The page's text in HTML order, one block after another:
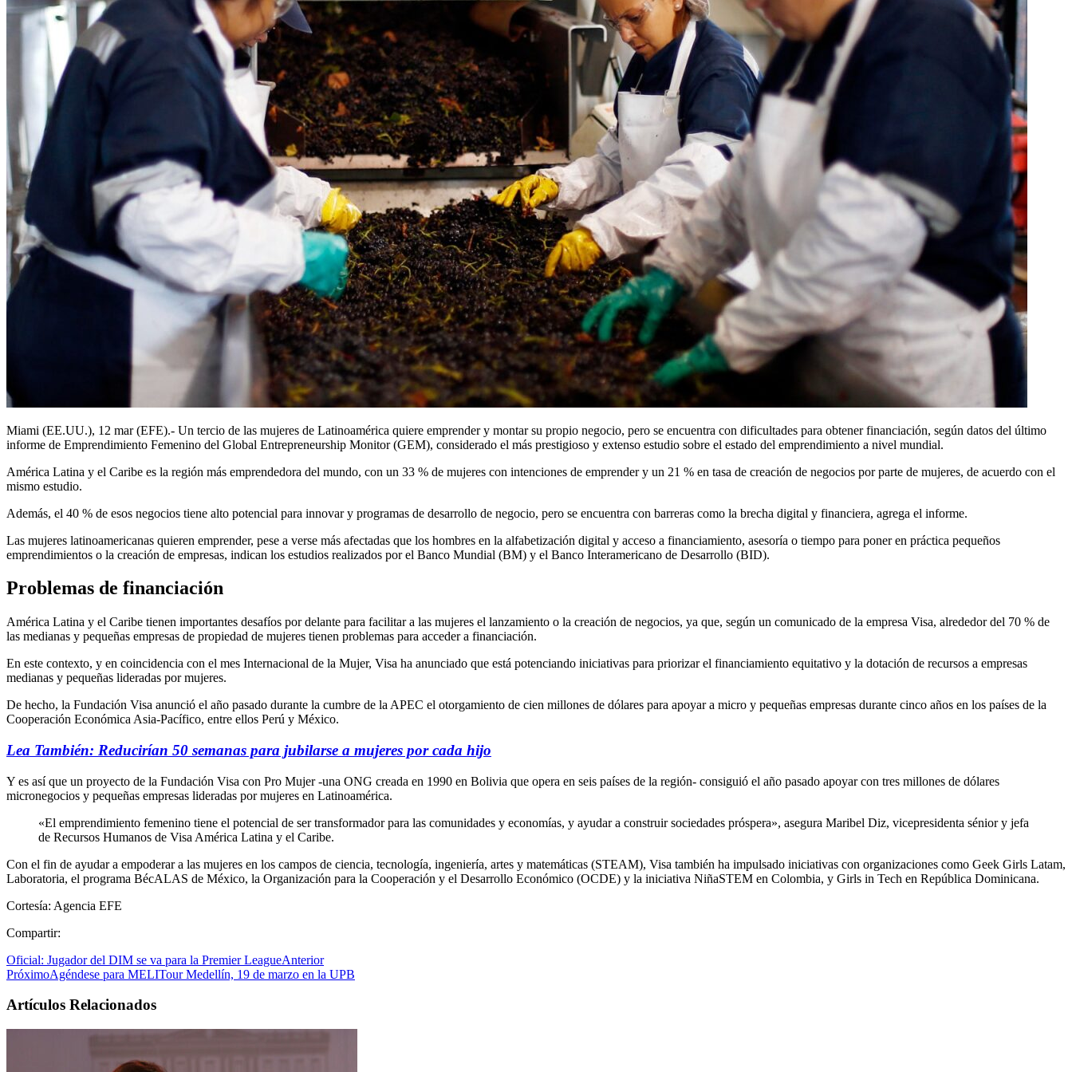
Miami (EE.UU.), 12 mar (EFE).- Un tercio de las mujeres de Latinoamérica quiere emprender y montar su propio negocio, pero se encuentra con dificultades para obtener financiación, según datos del último
informe de Emprendimiento Femenino del Global Entrepreneurship Monitor (GEM), considerado el más prestigioso y extenso estudio sobre el estado del emprendimiento a nivel mundial.
América Latina y el Caribe es la región más emprendedora del mundo, con un 33 % de mujeres con intenciones de emprender y un 21 % en tasa de creación de negocios por parte de mujeres, de acuerdo con el
mismo estudio.
Además, el 40 % de esos negocios tiene alto potencial para innovar y programas de desarrollo de negocio, pero se encuentra con barreras como la brecha digital y financiera, agrega el informe.
Las mujeres latinoamericanas quieren emprender, pese a verse más afectadas que los hombres en la alfabetización digital y acceso a financiamiento, asesoría o tiempo para poner en práctica pequeños
emprendimientos o la creación de empresas, indican los estudios realizados por el Banco Mundial (BM) y el Banco Interamericano de Desarrollo (BID).
Problemas de financiación
América Latina y el Caribe tienen importantes desafíos por delante para facilitar a las mujeres el lanzamiento o la creación de negocios, ya que, según un comunicado de la empresa Visa, alrededor del 70 % de
las medianas y pequeñas empresas de propiedad de mujeres tienen problemas para acceder a financiación.
En este contexto, y en coincidencia con el mes Internacional de la Mujer, Visa ha anunciado que está potenciando iniciativas para priorizar el financiamiento equitativo y la dotación de recursos a empresas
medianas y pequeñas lideradas por mujeres.
De hecho, la Fundación Visa anunció el año pasado durante la cumbre de la APEC el otorgamiento de cien millones de dólares para apoyar a micro y pequeñas empresas durante cinco años en los países de la
Cooperación Económica Asia-Pacífico, entre ellos Perú y México.
Lea También: Reducirían 50 semanas para jubilarse a mujeres por cada hijo
Y es así que un proyecto de la Fundación Visa con Pro Mujer -una ONG creada en 1990 en Bolivia que opera en seis países de la región- consiguió el año pasado apoyar con tres millones de dólares
micronegocios y pequeñas empresas lideradas por mujeres en Latinoamérica.
«El emprendimiento femenino tiene el potencial de ser transformador para las comunidades y economías, y ayudar a construir sociedades próspera», asegura Maribel Diz, vicepresidenta sénior y jefa
de Recursos Humanos de Visa América Latina y el Caribe.
Con el fin de ayudar a empoderar a las mujeres en los campos de ciencia, tecnología, ingeniería, artes y matemáticas (STEAM), Visa también ha impulsado iniciativas con organizaciones como Geek Girls Latam,
Laboratoria, el programa BécALAS de México, la Organización para la Cooperación y el Desarrollo Económico (OCDE) y la iniciativa NiñaSTEM en Colombia, y Girls in Tech en República Dominicana.
Cortesía: Agencia EFE
Compartir:
Oficial: Jugador del DIM se va para la Premier LeagueAnterior
PróximoAgéndese para MELITour Medellín, 19 de marzo en la UPB
Artículos Relacionados